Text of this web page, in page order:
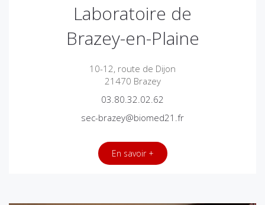
Laboratoire de
Brazey-en-Plaine
10-12, route de Dijon
21470 Brazey
03.80.32.02.62
sec-brazey@biomed21.fr
En savoir +